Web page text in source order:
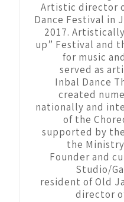
Artistic director
Dance Festival in
2017.
up” Festival and
for music
served as
Inbal Dance
created
nationally and
of the
supported by
the
Founder and
Studio/
resident of Old
director